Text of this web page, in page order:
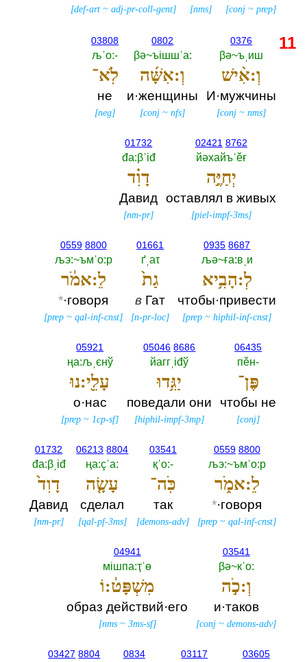
[conj ~prep]
[nms]
[def-art ~adj-pr-coll-gent]
0376
βә~ъˌиш
וְ:אִ֨ישׁ
И·мужчины
[conj ~nms]
0802
βә~ъiшшˈа:‎
וְ:אִשָּׁ֜ה
и·женщины
[conj ~nfs]
03808
љˈо:-‎
לֹֽא־
не
[neg]
02421 8762
йәхайъˈěғ
יְחַיֶּ֣ה
оставлял в живых
[piel-impf-3ms]
01732
đа:βˈiđ
דָוִ֗ד
Давид
[nm-pr]
0935 8687
љә~ға:вˌи
לְ:הָבִ֥יא
чтобы·привести
[prep ~hiphil-inf-cnst]
01661
ґˌаτ
גַת֙
в Гат
[n-pr-loc]
0559 8800
љэ:~ъмˈо:р
לֵ:אמֹ֔ר
*·говоря
[prep ~qal-inf-cnst]
06435
пěн-‎
פֶּן־
чтобы не
[conj]
05046 8686
йаггˌiđў
יַגִּ֥דוּ
поведали они
[hiphil-impf-3mp]
05921
ңа:љˌєнў
עָלֵ֖י:נוּ
о·нас
[prep ~1cp-sf]
0559 8800
љэ:~ъмˈо:р
לֵ:אמֹ֑ר
*·говоря
[prep ~qal-inf-cnst]
03541
қˈо:-‎
כֹּֽה־
так
[demons-adv]
06213 8804
ңа:çˈа:‎
עָשָׂ֤ה
сделал
[qal-pf-3ms]
01732
đа:βˌiđ
דָוִד֙
Давид
[nm-pr]
03541
βә~кˈо:‎
וְ:כֹ֣ה
и·таков
[conj ~demons-adv]
04941
мiшпа:ҭˈө
מִשְׁפָּט֔:וֹ
образ действий·его
[nms~ 3ms-sf]
03605
03117
0834
03427 8804
11